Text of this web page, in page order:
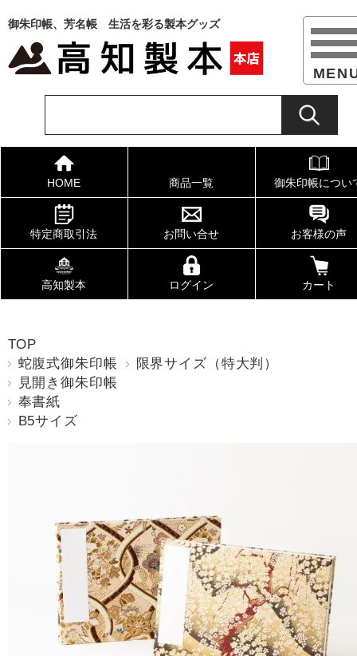
御朱印帳、芳名帳 生活を彩る製本グッズ
HOME 商品一覧 御朱印帳につい
特定商取引法 お問い合せ お客様の声
高知製本 ログイン カート
TOP
蛇腹式御朱印帳
限界サイズ（特大判）
見開き御朱印帳
奉書紙
B5サイズ